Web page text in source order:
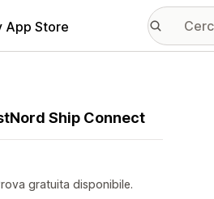
App Store
Ship Connect
gratuita disponibile.